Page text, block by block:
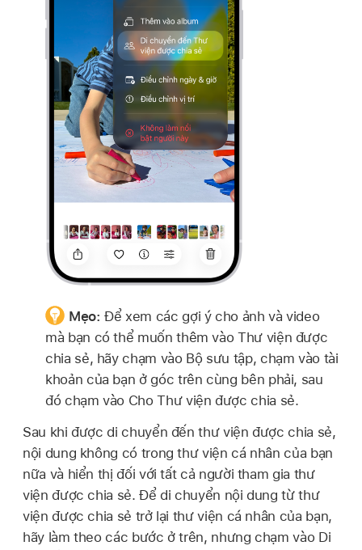
Mẹo:Để xem các gợi ý cho ảnh và video
mà bạn có thể muốn thêm vào Thư viện được
chia sẻ, hãy chạm vào Bộ sưu tập, chạm vào tài
khoản của bạn ở góc trên cùng bên phải, sau
đó chạm vào Cho Thư viện được chia sẻ.
Sau khi được di chuyển đến thư viện được chia sẻ,
nội dung không có trong thư viện cá nhân của bạn
nữa và hiển thị đối với tất cả người tham gia thư
viện được chia sẻ. Để di chuyển nội dung từ thư
viện được chia sẻ trở lại thư viện cá nhân của bạn,
hãy làm theo các bước ở trên, nhưng chạm vào Di